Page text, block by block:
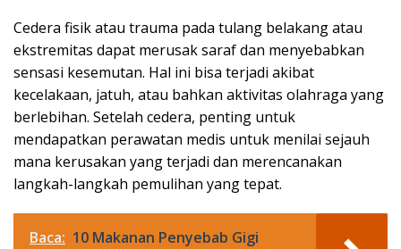
Cedera fisik atau trauma pada tulang belakang atau
ekstremitas dapat merusak saraf dan menyebabkan
sensasi kesemutan. Hal ini bisa terjadi akibat
kecelakaan, jatuh, atau bahkan aktivitas olahraga yang
berlebihan. Setelah cedera, penting untuk
mendapatkan perawatan medis untuk menilai sejauh
mana kerusakan yang terjadi dan merencanakan
langkah-langkah pemulihan yang tepat.
Baca: 10 Makanan Penyebab Gigi